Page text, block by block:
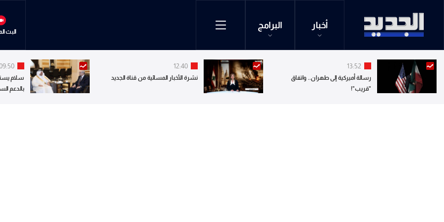
أخبار البرامج
البث
13:52
رسالة أميركية إلى طهران.. واتفاق
"قريب"!
12:40
نشرة الأخبار المسائية من قناة الجديد
سلام
بالدعم